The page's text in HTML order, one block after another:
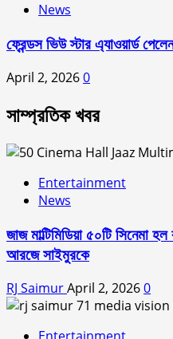
News
ফ্রেন্ডস ভিউ স্টার এ্যাওয়ার্ড
April 2, 20260
সাম্প্রতিক খবর
Entertainment
News
জাজ মাল্টিমিডিয়া ৫০টি
আরজে সাইমুরকে
RJ SaimurApril 2, 20260